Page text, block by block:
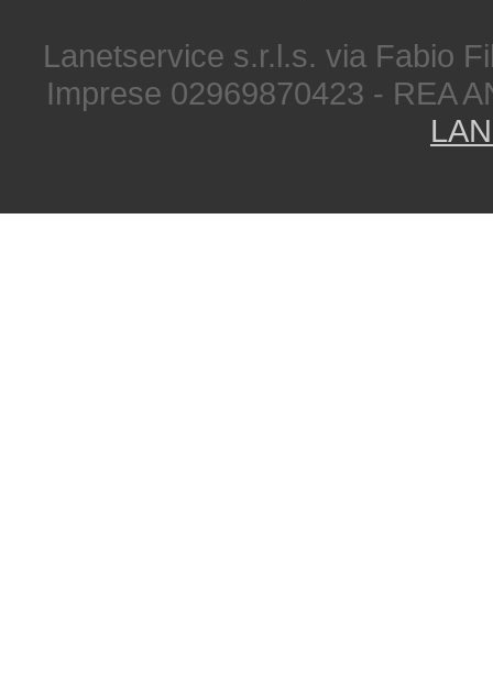
Lanetservice s.r.l.s. via Fabio
Imprese 02969870423 - REA